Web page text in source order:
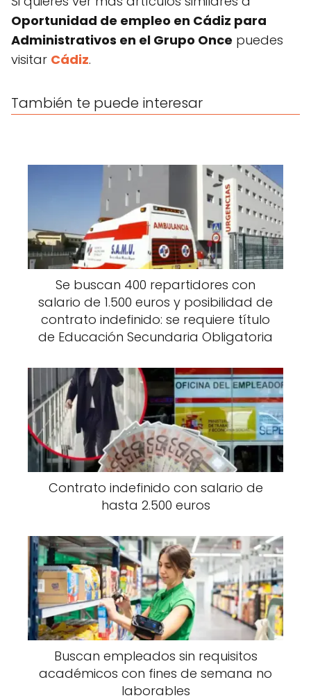
Oportunidad de empleo en Cádiz para
Administrativos en el Grupo Once puedes
visitar Cádiz.
También te puede interesar
Se buscan 400 repartidores con
salario de 1.500 euros y posibilidad de
contrato indefinido: se requiere título
de Educación Secundaria Obligatoria
Contrato indefinido con salario de
hasta 2.500 euros
Buscan empleados sin requisitos
académicos con fines de semana no
laborables